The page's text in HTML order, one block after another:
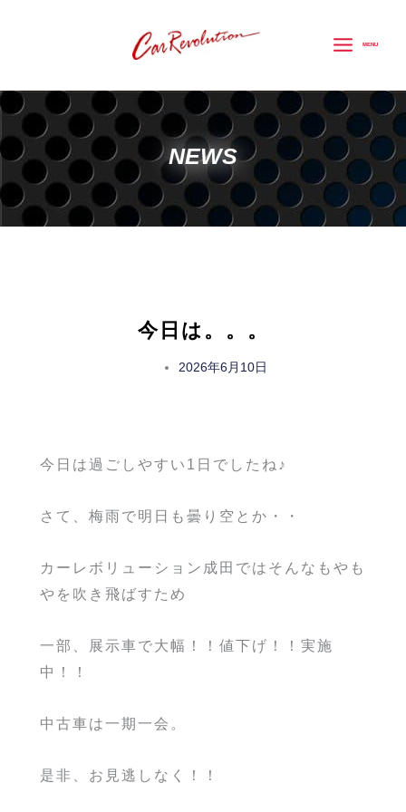
キ
プ
MENU
NEWS
今日は。。。
2026年6月10日
今日は過ごしやすい1日でしたね♪
さて、梅雨で明日も曇り空とか・・
カーレボリューション成田ではそんなもやも
やを吹き飛ばすため
一部、展示車で大幅！！値下げ！！実施
中！！
中古車は一期一会。
是非、お見逃しなく！！